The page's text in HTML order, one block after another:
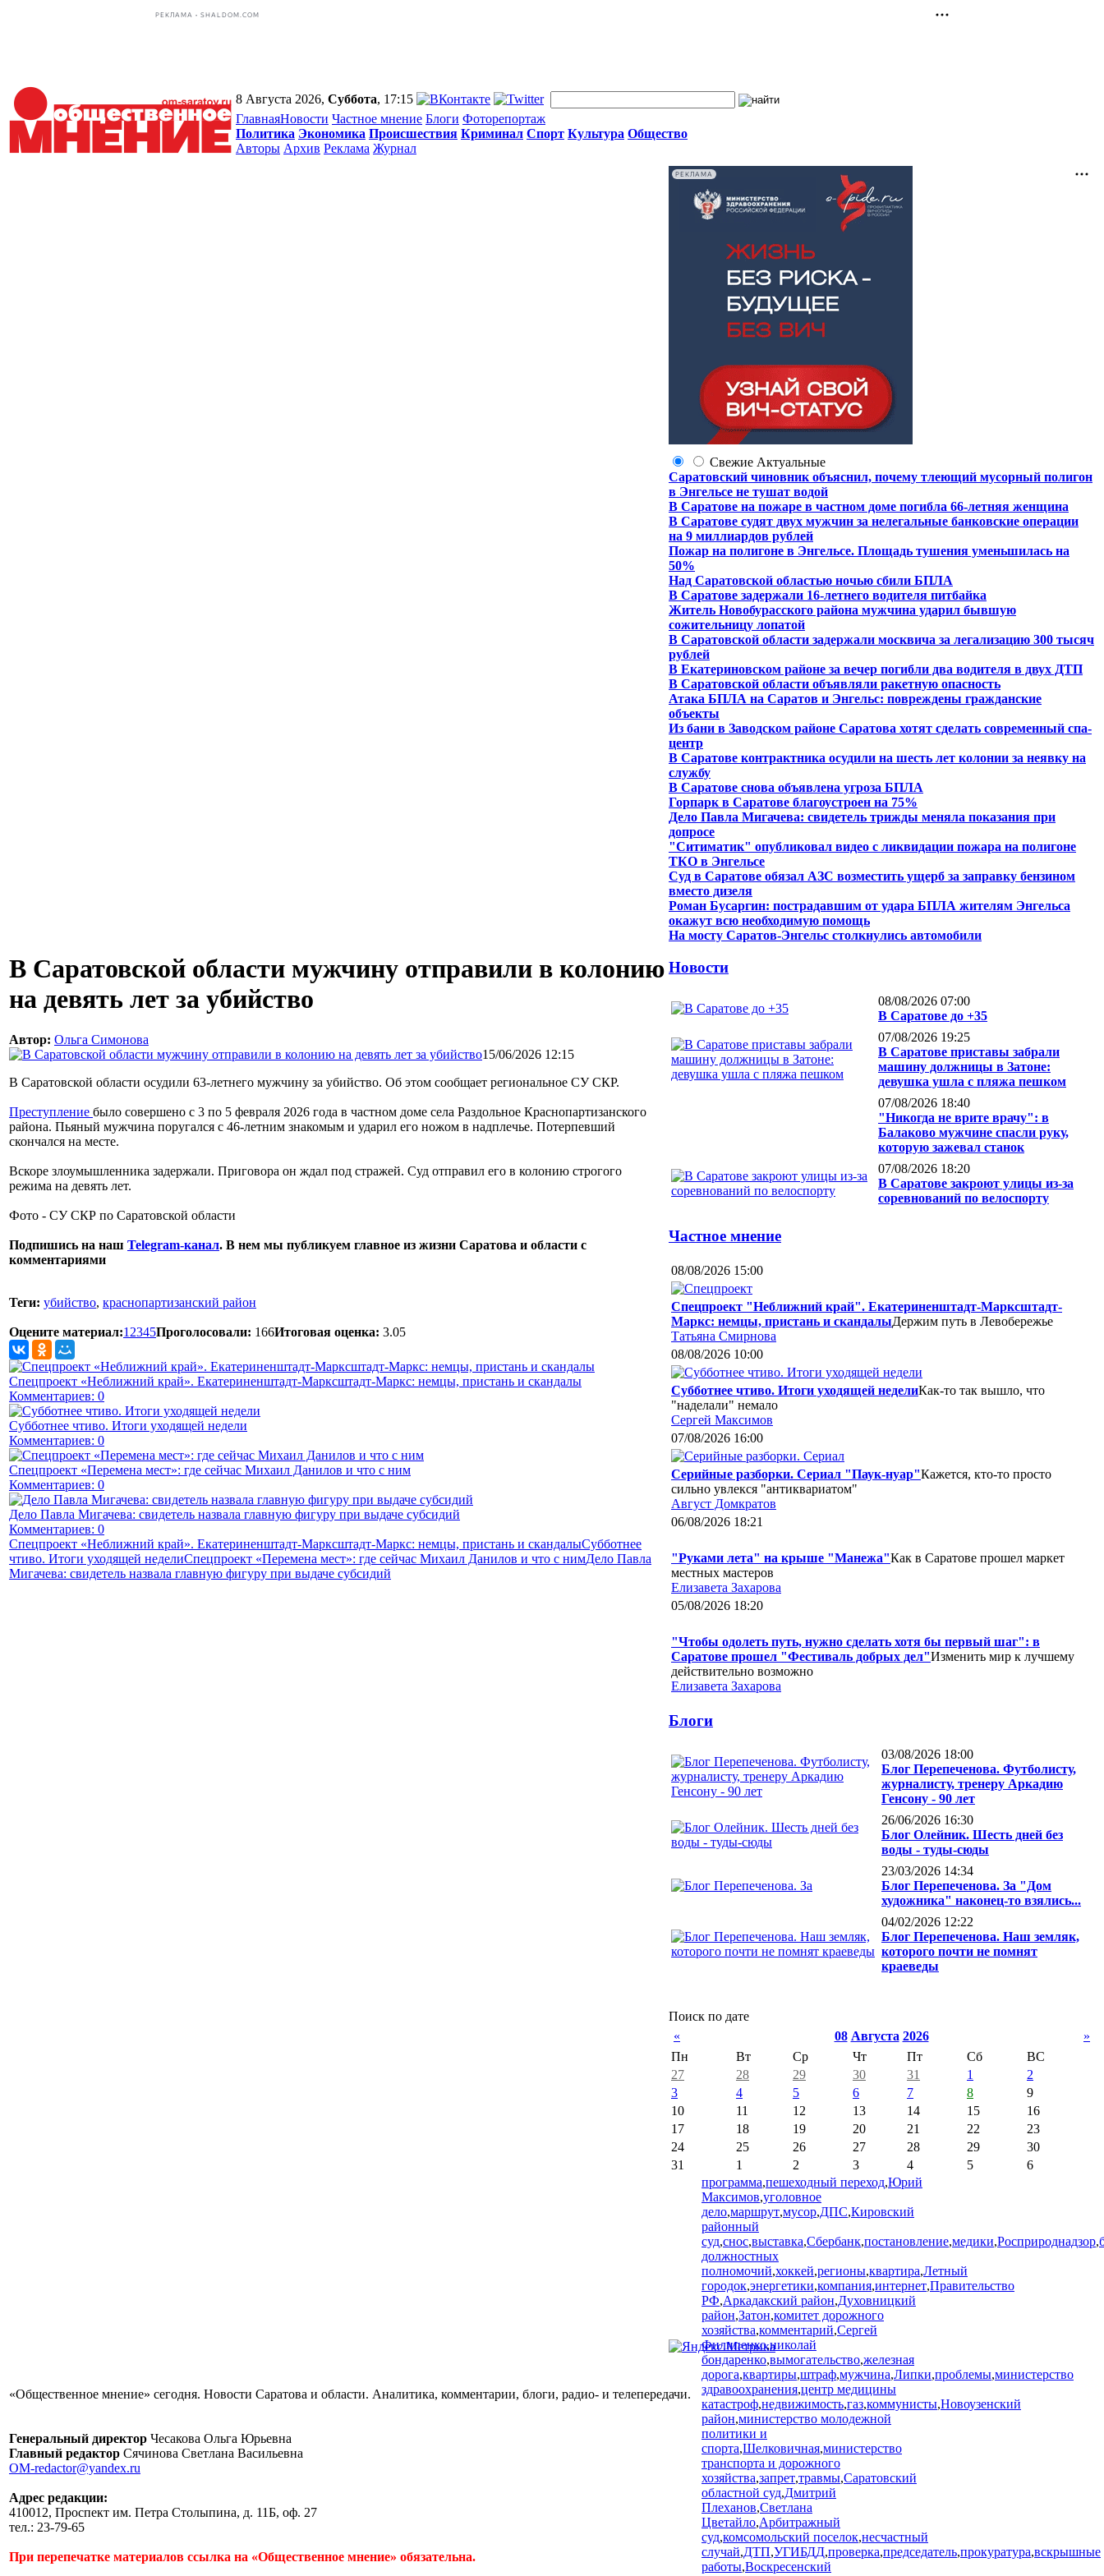
РЕКЛАМА • SHALDOM.COM
8 Августа 2026, Суббота, 17:15
ГлавнаяНовости Частное мнение Блоги Фоторепортаж
Политика Экономика Происшествия Криминал Спорт Культура Общество
Авторы Архив Реклама Журнал
В Саратовской области мужчину отправили в колонию
на девять лет за убийство
Автор: Ольга Симонова
15/06/2026 12:15
В Саратовской области осудили 63-летнего мужчину за убийство. Об этом сообщает региональное СУ СКР.
Преступление было совершено с 3 по 5 февраля 2026 года в частном доме села Раздольное Краснопартизанского
района. Пьяный мужчина поругался с 46-летним знакомым и ударил его ножом в надплечье. Потерпевший
скончался на месте.
Вскоре злоумышленника задержали. Приговора он ждал под стражей. Суд отправил его в колонию строгого
режима на девять лет.
Фото - СУ СКР по Саратовской области
Подпишись на наш Telegram-канал. В нем мы публикуем главное из жизни Саратова и области с
комментариями
Теги: убийство, краснопартизанский район
Оцените материал:1 2345Проголосовали: 166Итоговая оценка: 3.05
Спецпроект «Неближний край». Екатериненштадт-Марксштадт-Маркс: немцы, пристань и скандалы
Комментариев: 0
Субботнее чтиво. Итоги уходящей недели
Комментариев: 0
Спецпроект «Перемена мест»: где сейчас Михаил Данилов и что с ним
Комментариев: 0
Дело Павла Мигачева: свидетель назвала главную фигуру при выдаче субсидий
Комментариев: 0
Спецпроект «Неближний край». Екатериненштадт-Марксштадт-Маркс: немцы, пристань и скандалыСубботнее
чтиво. Итоги уходящей неделиСпецпроект «Перемена мест»: где сейчас Михаил Данилов и что с нимДело Павла
Мигачева: свидетель назвала главную фигуру при выдаче субсидий
РЕКЛАМА
Свежие Актуальные
Саратовский чиновник объяснил, почему тлеющий мусорный полигон
в Энгельсе не тушат водой
В Саратове на пожаре в частном доме погибла 66-летняя женщина
В Саратове судят двух мужчин за нелегальные банковские операции
на 9 миллиардов рублей
Пожар на полигоне в Энгельсе. Площадь тушения уменьшилась на
50%
Над Саратовской областью ночью сбили БПЛА
В Саратове задержали 16-летнего водителя питбайка
Житель Новобурасского района мужчина ударил бывшую
сожительницу лопатой
В Саратовской области задержали москвича за легализацию 300 тысяч
рублей
В Екатериновском районе за вечер погибли два водителя в двух ДТП
В Саратовской области объявляли ракетную опасность
Атака БПЛА на Саратов и Энгельс: повреждены гражданские
объекты
Из бани в Заводском районе Саратова хотят сделать современный спа-
центр
В Саратове контрактника осудили на шесть лет колонии за неявку на
службу
В Саратове снова объявлена угроза БПЛА
Горпарк в Саратове благоустроен на 75%
Дело Павла Мигачева: свидетель трижды меняла показания при
допросе
"Ситиматик" опубликовал видео с ликвидации пожара на полигоне
ТКО в Энгельсе
Суд в Саратове обязал АЗС возместить ущерб за заправку бензином
вместо дизеля
Роман Бусаргин: пострадавшим от удара БПЛА жителям Энгельса
окажут всю необходимую помощь
На мосту Саратов-Энгельс столкнулись автомобили
Новости
08/08/2026 07:00
В Саратове до +35
07/08/2026 19:25
В Саратове приставы забрали
машину должницы в Затоне:
девушка ушла с пляжа пешком
07/08/2026 18:40
"Никогда не врите врачу": в
Балаково мужчине спасли руку,
которую зажевал станок
07/08/2026 18:20
В Саратове закроют улицы из-за
соревнований по велоспорту
Частное мнение
08/08/2026 15:00
Спецпроект "Неближний край". Екатериненштадт-Марксштадт-
Маркс: немцы, пристань и скандалыДержим путь в Левобережье
Татьяна Смирнова
08/08/2026 10:00
Субботнее чтиво. Итоги уходящей неделиКак-то так вышло, что
"наделали" немало
Сергей Максимов
07/08/2026 16:00
Серийные разборки. Сериал "Паук-нуар"Кажется, кто-то просто
сильно увлекся "антиквариатом"
Август Домкратов
06/08/2026 18:21
"Руками лета" на крыше "Манежа"Как в Саратове прошел маркет
местных мастеров
Елизавета Захарова
05/08/2026 18:20
"Чтобы одолеть путь, нужно сделать хотя бы первый шаг": в
Саратове прошел "Фестиваль добрых дел"Изменить мир к лучшему
действительно возможно
Елизавета Захарова
Блоги
03/08/2026 18:00
Блог Перепеченова. Футболисту,
журналисту, тренеру Аркадию
Генсону - 90 лет
26/06/2026 16:30
Блог Олейник. Шесть дней без
воды - туды-сюды
23/03/2026 14:34
Блог Перепеченова. За "Дом
художника" наконец-то взялись...
04/02/2026 12:22
Блог Перепеченова. Наш земляк,
которого почти не помнят
краеведы
Поиск по дате
«
08 Августа 2026
»
Пн
Вт Ср Чт Пт Сб
ВС
27
28 29 30 31 1
2
3
4 5 6 7 8
9
10
11 12 13 14 15
16
17
18 19 20 21 22
23
24
25 26 27 28 29
30
31
1 2 3 4 5
6
программа,пешеходный переход,Юрий
Максимов,уголовное
дело,маршрут,мусор,ДПС,Кировский
районный
суд,снос,выставка,Сбербанк,постановление,медики,Росприроднадзор,
должностных
полномочий,хоккей,регионы,квартира,Летный
городок,энергетики,компания,интернет,Правительство
РФ,Аркадакский район,Духовницкий
район,Затон,комитет дорожного
хозяйства,комментарий,Сергей
Филипенко,николай
бондаренко,вымогательство,железная
дорога,квартиры,штраф,мужчина,Липки,проблемы,министерство
здравоохранения,центр медицины
катастроф,недвижимость,газ,коммунисты,Новоузенский
район,министерство молодежной
политики и
спорта,Шелковичная,министерство
транспорта и дорожного
хозяйства,запрет,травмы,Саратовский
областной суд,Дмитрий
Плеханов,Светлана
Цветайло,Арбитражный
суд,комсомольский поселок,несчастный
случай,ДТП,УГИБДД,проверка,председатель,прокуратура,вскрышные
работы,Воскресенский
«Общественное мнение» сегодня. Новости Саратова и области. Аналитика, комментарии, блоги, радио- и телепередачи.
Генеральный директор Чесакова Ольга Юрьевна
Главный редактор Сячинова Светлана Васильевна
OM-redactor@yandex.ru
Адрес редакции:
410012, Проспект им. Петра Столыпина, д. 11Б, оф. 27
тел.: 23-79-65
При перепечатке материалов ссылка на «Общественное мнение» обязательна.